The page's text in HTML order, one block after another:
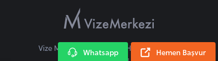
Vize Merkezi © 2026 Tüm Hakları Saklıdır.Hemen Başvur
Whatsapp